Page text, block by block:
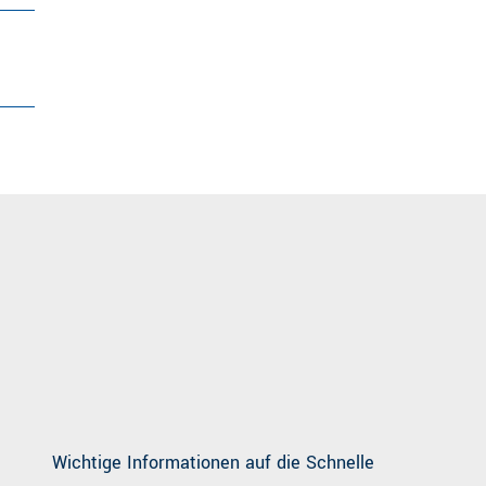
Wichtige Informationen auf die Schnelle